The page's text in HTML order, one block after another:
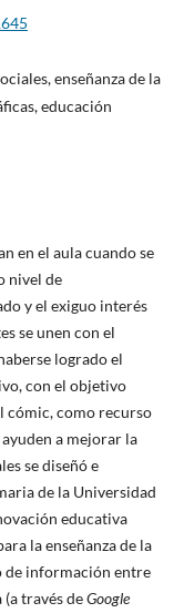
enseñanza de la
educación
en el aula cuando se
nivel de
y el exiguo interés
se unen con el
logrado el
con el objetivo
cómic, como recurso
a mejorar la
se diseñó e
de la Universidad
educativa
la enseñanza de la
de información entre
través deGoogle